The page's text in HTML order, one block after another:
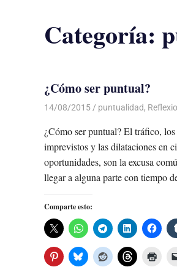
Categoría:
¿Cómo ser puntual?
14/08/2015 Luis Castellanos
puntualidad,
¿Cómo ser puntual? El tráfico, los
imprevistos y las dilataciones en
oportunidades, son la excusa
llegar a alguna parte con tiempo
Comparte esto: